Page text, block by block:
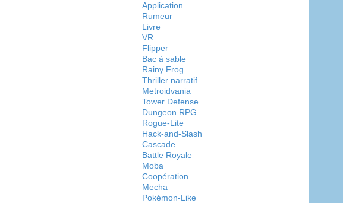
Application
Rumeur
Livre
VR
Flipper
Bac à sable
Rainy Frog
Thriller narratif
Metroidvania
Tower Defense
Dungeon RPG
Rogue-Lite
Hack-and-Slash
Cascade
Battle Royale
Moba
Coopération
Mecha
Pokémon-Like